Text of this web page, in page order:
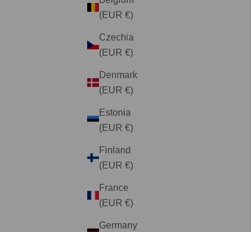
(EUR €)
Czechia
(EUR €)
Denmark
(EUR €)
Estonia
(EUR €)
Finland
(EUR €)
France
(EUR €)
Germany